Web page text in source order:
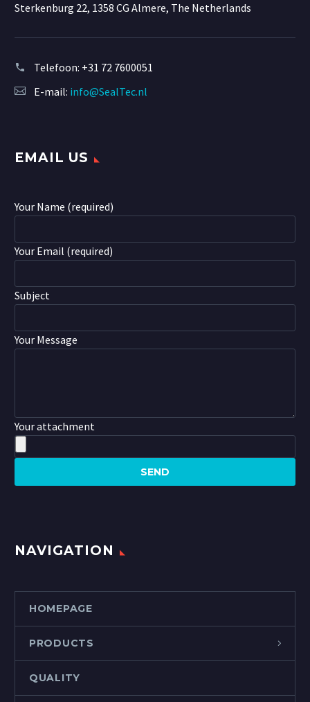
Sterkenburg 22, 1358 CG Almere, The Netherlands
Telefoon: +31 72 7600051
E-mail: info@SealTec.nl
EMAIL US
Your Name (required)
Your Email (required)
Subject
Your Message
Your attachment
NAVIGATION
HOMEPAGE
PRODUCTS
QUALITY